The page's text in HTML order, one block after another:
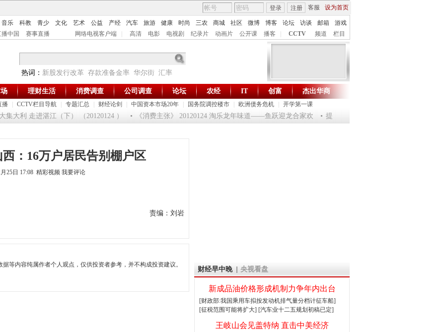
客服 设为首页
登录 注册
音乐 科教 青少 文化 艺术 公益 产经 汽车 旅游 健康 时尚 三农 商城 社区 微博 博客 论坛 访谈 邮箱
游戏
播中国
赛事直播 网络电视客户端 高清 电影 电视剧 纪录片 动画片 公开课 播客 CCTV 频道 栏目
热词： 新股发行改革 存款准备金率 华尔街 汇率
财智生活 一键通达
播 CCTV栏目导航 专题汇总 财经论剑 中国资本市场20年 国务院调控楼市 欧洲债务危机 开学第一课
理财生活 消费调查 公司调查 论坛 农经 IT 创富 杰出华商
大利 走进湛江（下） （20120124 ） 《消费主张》 20120124 淘乐龙年味道——鱼跃迎龙合家欢 提问2012：机遇与悬念共存
：16万户居民告别棚户区
月25日 17:08 精彩视频 我要评论
责编：刘岩
等内容纯属作者个人观点，仅供投资者参考，并不构成投资建议。
财经早中晚 央视看盘
新成品油价格形成机制力争年内出台
[财政部:我国乘用车拟按发动机排气量分档计征车船]
[征税范围可能将扩大] [汽车业十二五规划初稿已定]
王岐山会见盖特纳 直击中美经济